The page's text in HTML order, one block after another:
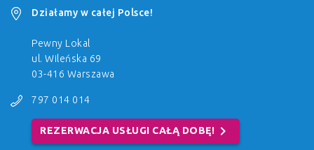
Działamy w całej Polsce!
Pewny Lokal
ul. Wileńska 69
03-416 Warszawa
797 014 014
REZERWACJA USŁUGI CAŁĄ DOBĘ! chevron_right